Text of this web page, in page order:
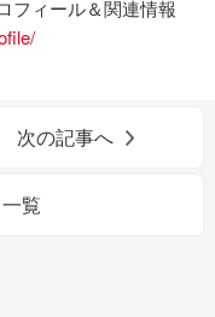
フィール＆関連情報
次の記事へ
覧